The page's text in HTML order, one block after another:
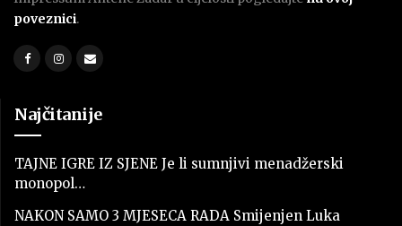
poveznici.
Najčitanije
TAJNE IGRE IZ SJENE Je li sumnjivi menadžerski
monopol…
NAKON SAMO 3 MJESECA RADA Smijenjen Luka